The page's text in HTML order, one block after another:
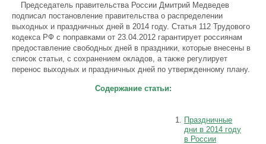
Председатель правительства России Дмитрий Медведев
подписал постановление правительства о распределении
выходных и праздничных дней в 2014 году. Статья 112 Трудового
кодекса РФ с поправками от 23.04.2012 гарантирует россиянам
предоставление свободных дней в праздники, которые внесены в
список статьи, с сохранением окладов, а также регулирует
перенос выходных и праздничных дней по утвержденному плану.
Содержание статьи:
Праздничные
дни в 2014 году
в России